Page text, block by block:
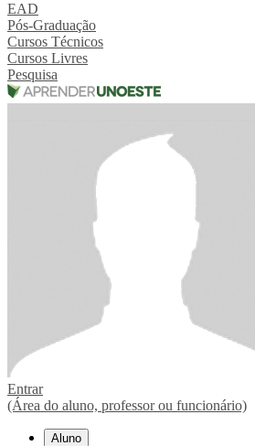
EAD
Pós-Graduação
Cursos Técnicos
Cursos Livres
Pesquisa
Entrar
(Área do aluno, professor ou funcionário)
Aluno